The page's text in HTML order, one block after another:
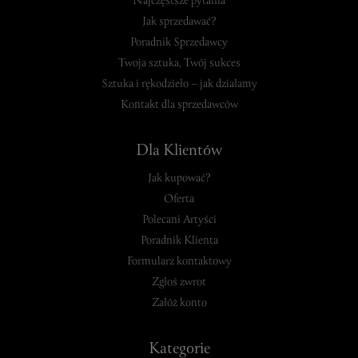
Jak sprzedawać?
Poradnik Sprzedawcy
Twoja sztuka, Twój sukces
Sztuka i rękodzieło – jak działamy
Kontakt dla sprzedawców
Dla Klientów
Jak kupować?
Oferta
Polecani Artyści
Poradnik Klienta
Formularz kontaktowy
Zgłoś zwrot
Załóż konto
Kategorie